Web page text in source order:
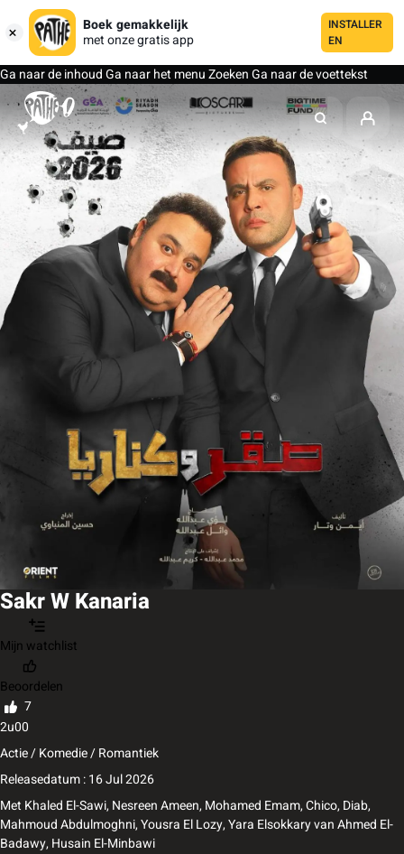
Boek gemakkelijk
met onze gratis app
INSTALLER
EN
Ga naar de inhoudGa naar het menuZoekenGa naar de voettekst
Sakr W Kanaria
Mijn watchlist
Beoordelen
7
2u00
Actie / Komedie / Romantiek
Releasedatum : 16 Jul 2026
Met Khaled El-Sawi,Nesreen Ameen,Mohamed Emam,Chico,Diab,
Mahmoud Abdulmoghni,Yousra El Lozy,Yara ElsokkaryvanAhmed El-
Badawy,Husain El-Minbawi